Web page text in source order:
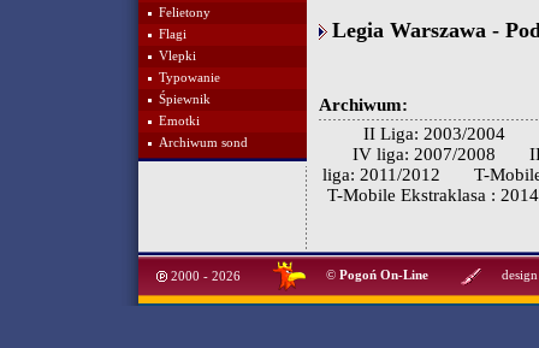
Felietony
Flagi
Vlepki
Typowanie
Śpiewnik
Emotki
Archiwum sond
Legia Warszawa -
Archiwum:
II Liga: 2003/2004
IV liga: 2007/2008
liga: 2011/2012
T-
T-Mobile Ekstraklasa :
2000 - 2026 © Pogoń On-Line